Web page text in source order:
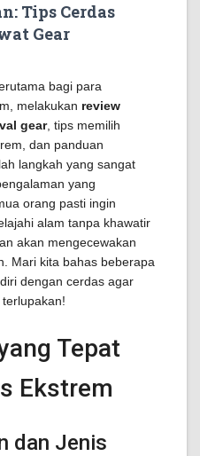
Tips Cerdas
Gear
bagi para
melakukan review
gear, tips memilih
dan panduan
langkah yang sangat
yang
orang pasti ingin
alam tanpa khawatir
akan mengecewakan
Mari kita bahas beberapa
dengan cerdas agar
Tepat
Ekstrem
dan Jenis